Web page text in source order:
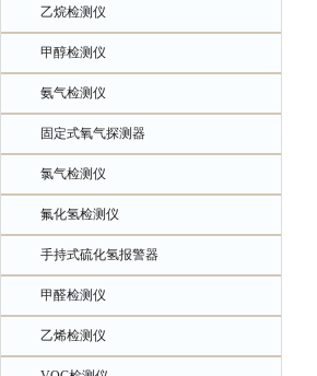
乙烷检测仪
甲醇检测仪
氨气检测仪
固定式氧气探测器
氯气检测仪
氟化氢检测仪
手持式硫化氢报警器
甲醛检测仪
乙烯检测仪